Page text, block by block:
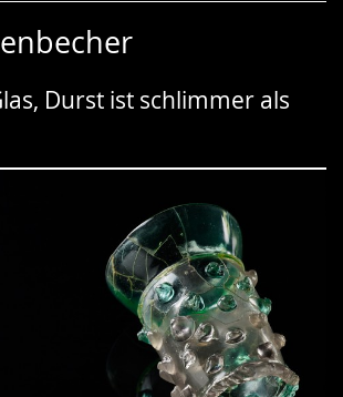
Durst ist schlimmer als